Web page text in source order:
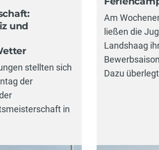
und
stellten sich
der
in
Am
ließen die
Landshaag
Dazu